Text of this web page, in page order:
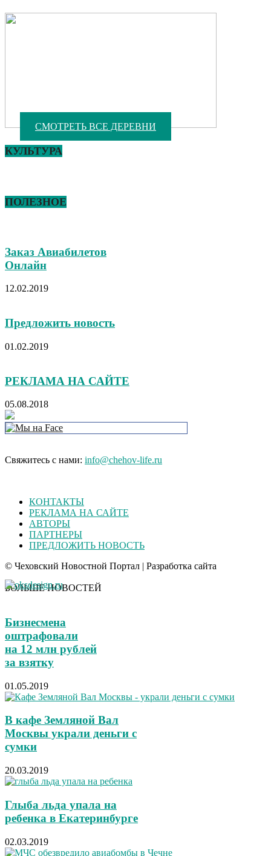
СМОТРЕТЬ ВСЕ ДЕРЕВНИ
КУЛЬТУРА
ПОЛЕЗНОЕ
Заказ Авиабилетов
Онлайн
12.02.2019
Предложить новость
01.02.2019
РЕКЛАМА НА САЙТЕ
05.08.2018
Свяжитесь с нами: info@chehov-life.ru
КОНТАКТЫ
РЕКЛАМА НА САЙТЕ
АВТОРЫ
ПАРТНЕРЫ
ПРЕДЛОЖИТЬ НОВОСТЬ
© Чеховский Новостной Портал | Разработка сайта
БОЛЬШЕ НОВОСТЕЙ
Бизнесмена
оштрафовали
на 12 млн рублей
за взятку
01.05.2019
В кафе Земляной Вал
Москвы украли деньги с
сумки
20.03.2019
Глыба льда упала на
ребенка в Екатеринбурге
02.03.2019